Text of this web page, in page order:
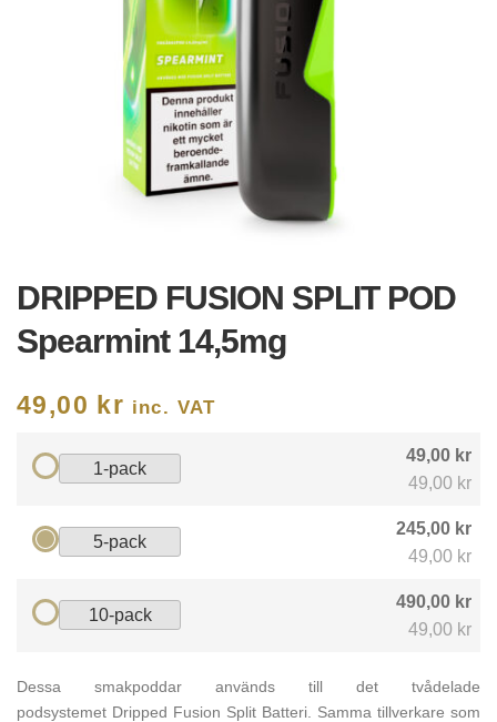
DRIPPED FUSION SPLIT POD
Spearmint 14,5mg
49,00 kr inc. VAT
1-pack
49,00 kr
49,00 kr
5-pack
245,00 kr
49,00 kr
10-pack
490,00 kr
49,00 kr
Dessa smakpoddar används till det tvådelade
podsystemet Dripped Fusion Split Batteri. Samma tillverkare som